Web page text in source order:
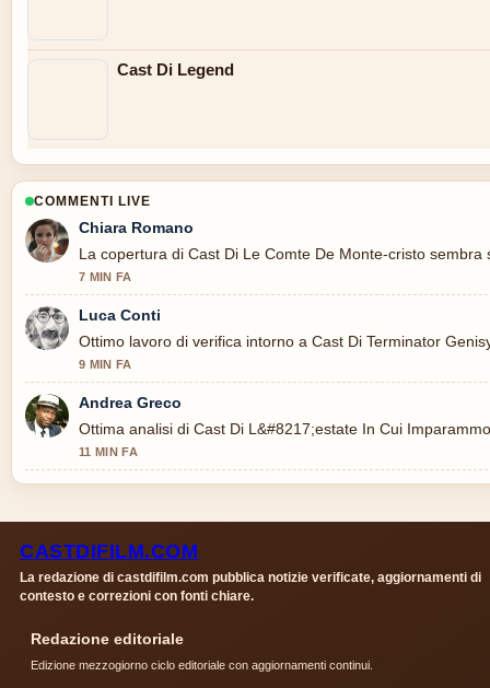
Cast Di Legend
COMMENTI LIVE
Chiara Romano
La copertura di Cast Di Le Comte De Monte-cristo
7 MIN FA
Luca Conti
Ottimo lavoro di verifica intorno a Cast Di Terminator
9 MIN FA
Andrea Greco
Ottima analisi di Cast Di L&#8217;estate In Cui
11 MIN FA
CASTDIFILM.COM
La redazione di castdifilm.com pubblica notizie verificate, aggiornamenti di
contesto e correzioni con fonti chiare.
Redazione editoriale
Edizione mezzogiorno ciclo editoriale con aggiornamenti continui.